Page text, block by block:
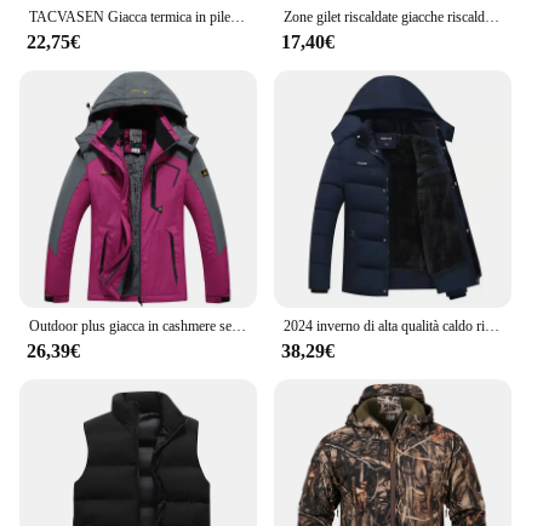
TACVASEN Giacca termica in pile caldo da uomo Colletto alla coreana Giacca a vento con zip intera Tasche multiple Capispalla da lavoro Cappotto da escursionismo
22,75€
Zone gilet riscaldate giacche riscaldate elettriche lavabili uomo donna abbigliamento sportivo cappotto riscaldato cappotto termico in grafene giacca riscaldante USB
17,40€
Outdoor plus giacca in cashmere serratura tridimensionale temperaturecold caldo impermeabile vento impermeabile cappotto di ventilazione in tessuto
26,39€
2024 inverno di alta qualità caldo riscaldamento da uomo invernale in cotone cappotto da uomo spesso abbigliamento da uomo giacca per uomo nuova giacca di moda
38,29€